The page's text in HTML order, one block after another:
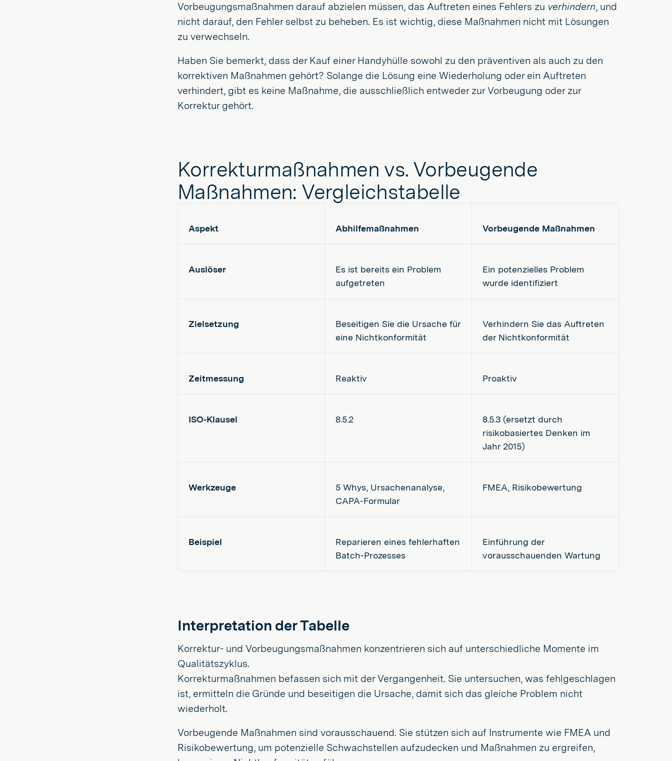
Vorbeugungsmaßnahmen darauf abzielen müssen, das Auftreten eines Fehlers zu verhindern, und
nicht darauf, den Fehler selbst zu beheben. Es ist wichtig, diese Maßnahmen nicht mit Lösungen
zu verwechseln.
Haben Sie bemerkt, dass der Kauf einer Handyhülle sowohl zu den präventiven als auch zu den
korrektiven Maßnahmen gehört? Solange die Lösung eine Wiederholung oder ein Auftreten
verhindert, gibt es keine Maßnahme, die ausschließlich entweder zur Vorbeugung oder zur
Korrektur gehört.
Korrekturmaßnahmen vs. Vorbeugende
Maßnahmen: Vergleichstabelle
Aspekt Abhilfemaßnahmen Vorbeugende Maßnahmen
Auslöser
Es ist bereits ein Problem
aufgetreten
Ein potenzielles Problem
wurde identifiziert
Zielsetzung
Beseitigen Sie die Ursache für
eine Nichtkonformität
Verhindern Sie das Auftreten
der Nichtkonformität
Zeitmessung Reaktiv Proaktiv
ISO-Klausel 8.5.2
8.5.3 (ersetzt durch
risikobasiertes Denken im
Jahr 2015)
Werkzeuge
5 Whys, Ursachenanalyse,
CAPA-Formular
FMEA, Risikobewertung
Beispiel
Reparieren eines fehlerhaften
Batch-Prozesses
Einführung der
vorausschauenden Wartung
Interpretation der Tabelle
Korrektur- und Vorbeugungsmaßnahmen konzentrieren sich auf unterschiedliche Momente im
Qualitätszyklus.
Korrekturmaßnahmen befassen sich mit der Vergangenheit. Sie untersuchen, was fehlgeschlagen
ist, ermitteln die Gründe und beseitigen die Ursache, damit sich das gleiche Problem nicht
wiederholt.
Vorbeugende Maßnahmen sind vorausschauend. Sie stützen sich auf Instrumente wie FMEA und
Risikobewertung, um potenzielle Schwachstellen aufzudecken und Maßnahmen zu ergreifen,